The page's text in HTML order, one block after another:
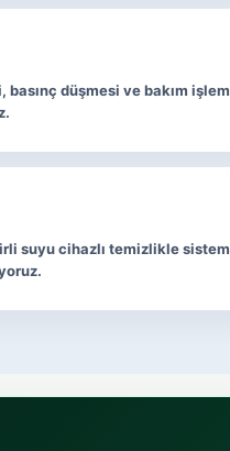
basınç düşmesi ve bakım
suyu cihazlı temizlikle